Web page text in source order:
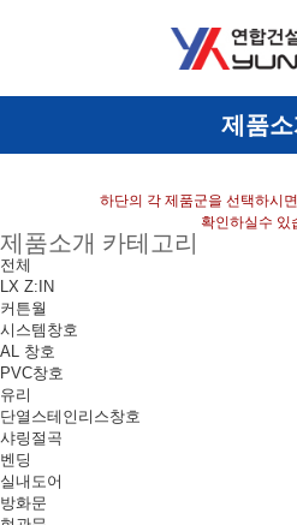
제품소
하단의 각 제품군을 선택하시
확인하실수 있
제품소개 카테고리
전체
LX Z:IN
커튼월
시스템창호
AL 창호
PVC창호
유리
단열스테인리스창호
샤링절곡
벤딩
실내도어
방화문